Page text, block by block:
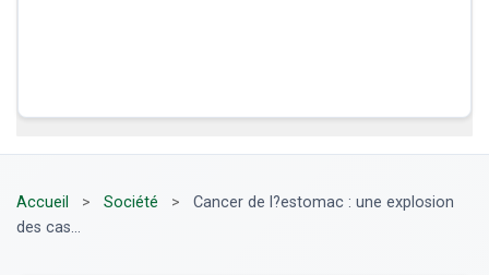
Accueil > Société >
Cancer de l?estomac : une explosion
des cas...